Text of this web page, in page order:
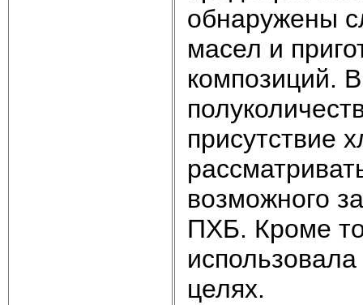
обнаружены
масел и
композиций.
присутствие
возможного
ПХБ. Кроме
целях.